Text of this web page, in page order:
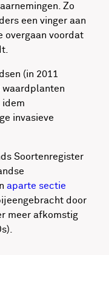
Zo
een vinger aan
overgaan voordat
(in 2011
waardplanten
idem
invasieve
Soortenregister
aparte sectie
door
meer afkomstig